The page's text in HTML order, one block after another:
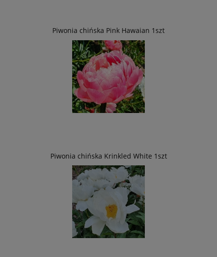
Piwonia chińska Pink Hawaian 1szt
Piwonia chińska Krinkled White 1szt